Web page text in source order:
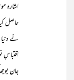
اشارہ
حاصل
نے
اقتباسِ
جان